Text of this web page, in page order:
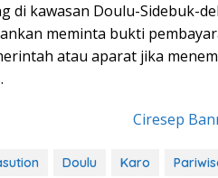
di kawasan Doulu-Sidebuk-
meminta bukti
atau aparat jika
Doulu Karo